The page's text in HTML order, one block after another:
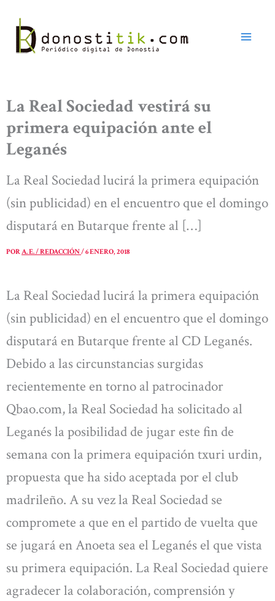
contenido
La Real Sociedad vestirá su
primera equipación ante el
Leganés
La Real Sociedad lucirá la primera equipación
(sin publicidad) en el encuentro que el domingo
disputará en Butarque frente al […]
PORA. E. / REDACCIÓN/6 ENERO, 2018
La Real Sociedad lucirá la primera equipación
(sin publicidad) en el encuentro que el domingo
disputará en Butarque frente al CD Leganés.
Debido a las circunstancias surgidas
recientemente en torno al patrocinador
Qbao.com, la Real Sociedad ha solicitado al
Leganés la posibilidad de jugar este fin de
semana con la primera equipación txuri urdin,
propuesta que ha sido aceptada por el club
madrileño. A su vez la Real Sociedad se
compromete a que en el partido de vuelta que
se jugará en Anoeta sea el Leganés el que vista
su primera equipación. La Real Sociedad quiere
agradecer la colaboración, comprensión y